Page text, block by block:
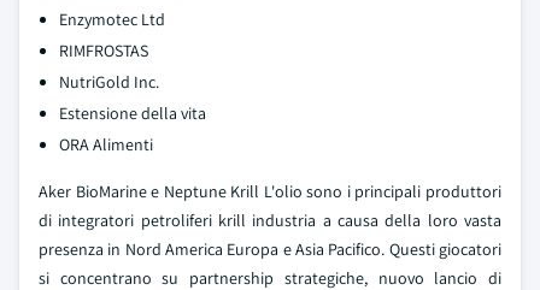
Enzymotec Ltd
RIMFROSTAS
NutriGold Inc.
Estensione della vita
ORA Alimenti
Aker BioMarine e Neptune Krill L'olio sono i principali produttori
di integratori petroliferi krill industria a causa della loro vasta
presenza in Nord America Europa e Asia Pacifico. Questi giocatori
si concentrano su partnership strategiche, nuovo lancio di